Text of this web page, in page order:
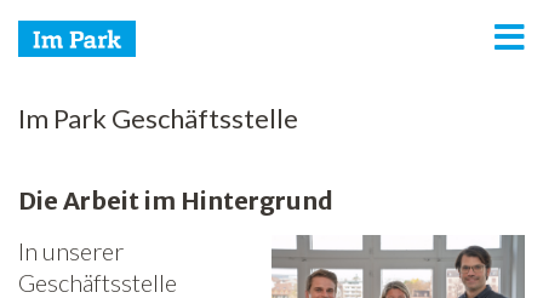
Angebote und Standorte
Kontakt
Netzwerk
Im Park Geschäftsstelle
Die Arbeit im Hintergrund
In unserer
Geschäftsstelle